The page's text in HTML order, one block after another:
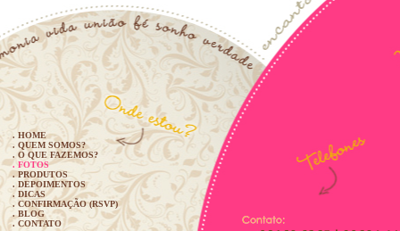
. HOME
. QUEM SOMOS?
. O QUE FAZEMOS?
. FOTOS
. PRODUTOS
. DEPOIMENTOS
. DICAS
. CONFIRMAÇÃO (RSVP)
. BLOG
. CONTATO